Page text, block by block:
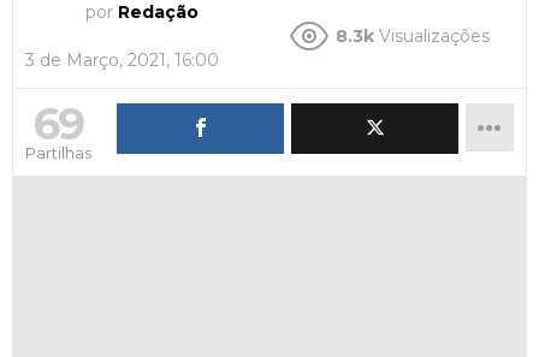
por Redação
3 de Março, 2021, 16:00
8.3k Visualizações
69
Partilhas